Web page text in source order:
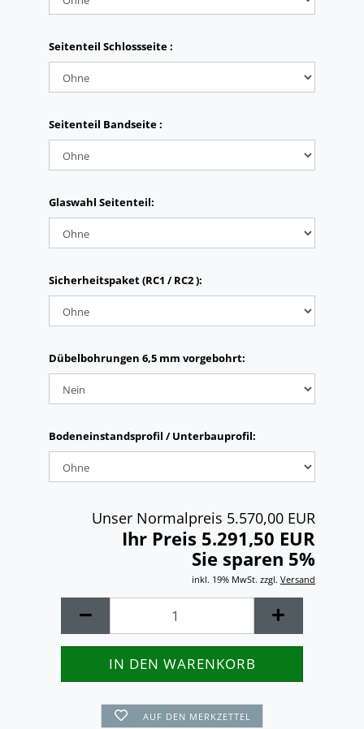
Seitenteil Schlossseite :
Seitenteil Bandseite :
Glaswahl Seitenteil:
Sicherheitspaket (RC1 / RC2 ):
Dübelbohrungen 6,5 mm vorgebohrt:
Bodeneinstandsprofil / Unterbauprofil:
Unser Normalpreis 5.570,00 EUR
Ihr Preis 5.291,50 EUR
Sie sparen 5%
inkl. 19% MwSt. zzgl. Versand
AUF DEN MERKZETTEL